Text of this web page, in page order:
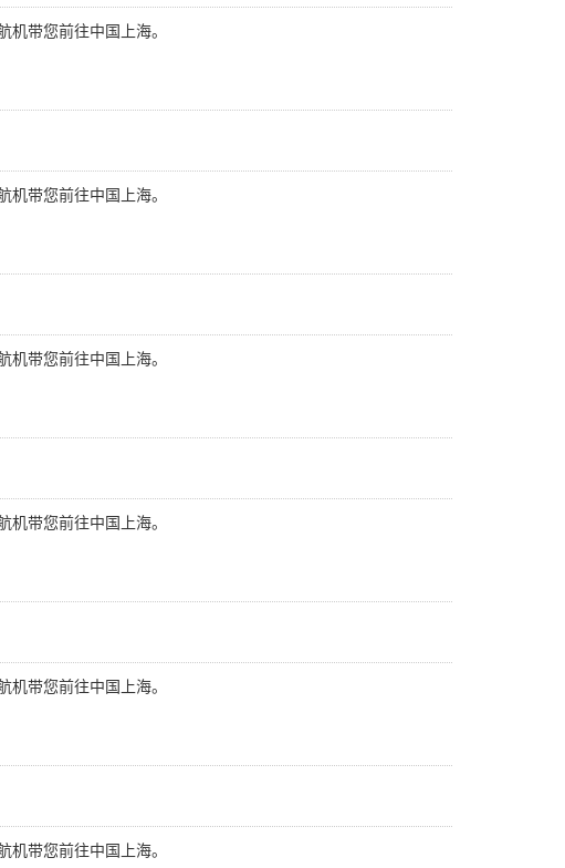
带您前往中国上海。
带您前往中国上海。
带您前往中国上海。
带您前往中国上海。
带您前往中国上海。
带您前往中国上海。